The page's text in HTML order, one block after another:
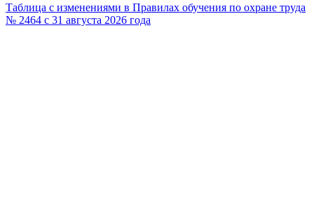
Таблица с изменениями в Правилах обучения по охране труда
№ 2464 с 31 августа 2026 года